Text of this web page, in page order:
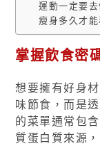
運動一定要去
瘦身多久才能
掌握飲食密
想要擁有好身
味節食，而是
的菜單通常包
質蛋白質來源